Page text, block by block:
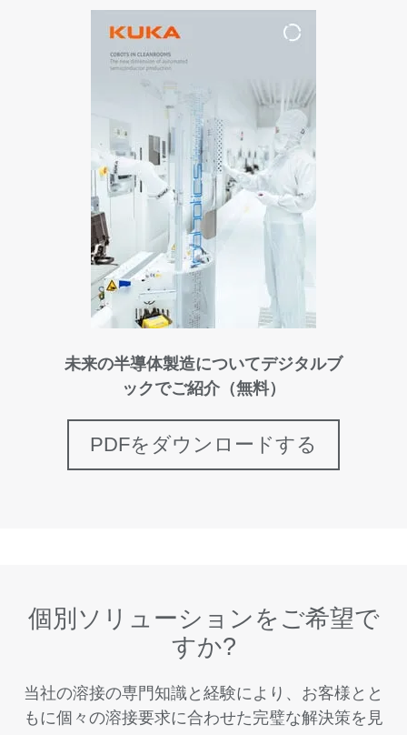
未来の半導体製造についてデジタルブ
ックでご紹介（無料）
PDFをダウンロードする
個別ソリューションをご希望で
すか?
当社の溶接の専門知識と経験により、お客様とと
もに個々の溶接要求に合わせた完璧な解決策を見